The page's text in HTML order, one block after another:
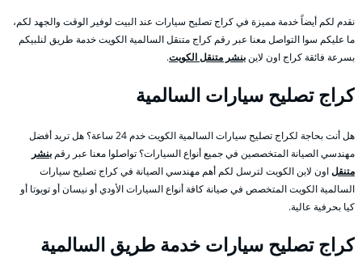
نقدم لكم أيضاً خدمة مميزة في كراج تصليح سيارات عند البيت لوفير الوقت والجهد لكم،
ما عليكم سوا التواصل معنا عبر رقم كراج متنقل السالمية الكويت خدمة طريق لنلبيكم
بسرعة فائقة كراج اون لاينبنشر متنقل الكويت.
كراج تصليح سيارات السالمية
هل أنت بحاجة لكراج تصليح سيارات السالمية الكويت خدم 24 ساعة؟ هل تريد أفضل
مهندسي الصيانة المتخصصين في جميع أنواع السيارات؟ تواصلوا معنا عبر رقم بنشر
متنقلاون لاين الكويت لترسل لكم أهم مهندسي الصيانة في كراج تصليح سيارات
السالمية الكويت المتخصص في صيانة كافة أنواع السيارات الأودي أو نيسان أو تويوتا أو
كيا بحرفية عالية.
كراج تصليح سيارات خدمة طريق السالمية